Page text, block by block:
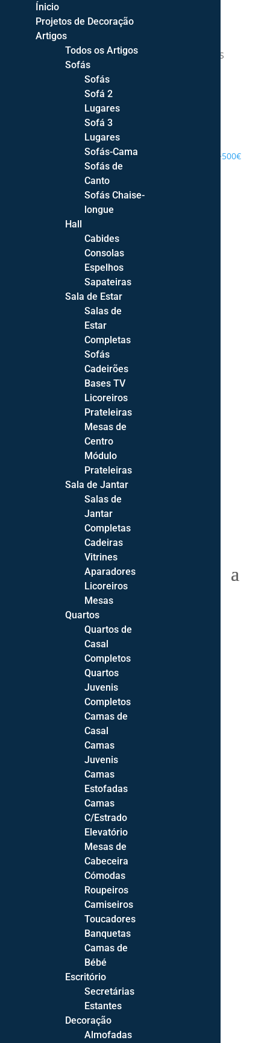
DECOR STYLE | DECORAÇÃO DE INTERIORES
PROJETOS DE DECORAÇÃO
ENTREGA GRATUITA PORTUGAL CONTINENTAL >500€
Cadeirões
Sofás-Cama
Sofás de Canto
Sofá 2 Lugares
Sofá 3 Lugares
Sofá Chaise-longue
Todos os Sofás
Com Arrumação
Relaxes Elétricos
Sala de Estar
Cadeirões
Bases TV
Licoreiros
Prateleiras
Mesas de Centro
Ínicio
Projetos de Decoração
Artigos
Todos os Artigos
Sofás
Sofás
Sofá 2
Lugares
Sofá 3
Lugares
Sofás-Cama
Sofás de
Canto
Sofás Chaise-
longue
Hall
Cabides
Consolas
Espelhos
Sapateiras
Sala de Estar
Salas de
Estar
Completas
Sofás
Cadeirões
Bases TV
Licoreiros
Prateleiras
Mesas de
Centro
Módulo
Prateleiras
Sala de Jantar
Salas de
Jantar
Completas
Cadeiras
Vitrines
Aparadores
Licoreiros
Mesas
Quartos
Quartos de
Casal
Completos
Quartos
Juvenis
Completos
Camas de
Casal
Camas
Juvenis
Camas
Estofadas
Camas
C/Estrado
Elevatório
Mesas de
Cabeceira
Cómodas
Roupeiros
Camiseiros
Toucadores
Banquetas
Camas de
Bébé
Escritório
Secretárias
Estantes
Decoração
Almofadas